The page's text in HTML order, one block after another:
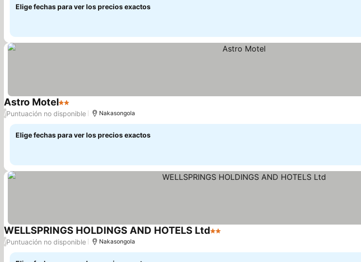
Elige fechas para ver los precios exactos
Astro Motel2 Estrellas
/Puntuación no disponible Nakasongola
Elige fechas para ver los precios exactos
WELLSPRINGS HOLDINGS AND HOTELS Ltd2 Estrellas
/Puntuación no disponible Nakasongola